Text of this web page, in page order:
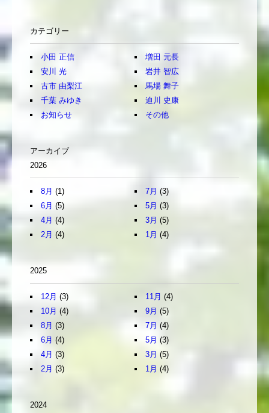
カテゴリー
小田 正信
増田 元長
安川 光
岩井 智広
古市 由梨江
馬場 舞子
千葉 みゆき
迫川 史康
お知らせ
その他
アーカイブ
2026
8月 (1) 7月 (3)
6月 (5) 5月 (3)
4月 (4) 3月 (5)
2月 (4) 1月 (4)
2025
12月 (3) 11月 (4)
10月 (4) 9月 (5)
8月 (3) 7月 (4)
6月 (4) 5月 (3)
4月 (3) 3月 (5)
2月 (3) 1月 (4)
2024